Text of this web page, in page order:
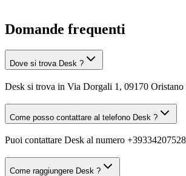
Domande frequenti
Dove si trova Desk ?
Desk si trova in Via Dorgali 1, 09170 Oristano
Come posso contattare al telefono Desk ?
Puoi contattare Desk al numero
Come raggiungere Desk ?